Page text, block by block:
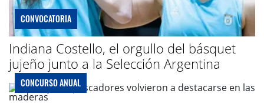
CONVOCATORIA
Indiana Costello, el orgullo del básquet
jujeño junto a la Selección Argentina
CONCURSO ANUAL